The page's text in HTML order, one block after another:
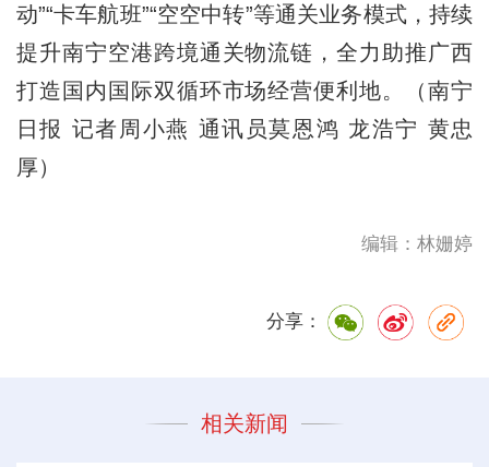
动”“卡车航班”“空空中转”等通关业务模式，持续
提升南宁空港跨境通关物流链，全力助推广西
打造国内国际双循环市场经营便利地。（南宁
日报 记者周小燕 通讯员莫恩鸿 龙浩宁 黄忠
厚）
编辑：林姗婷
分享：
相关新闻